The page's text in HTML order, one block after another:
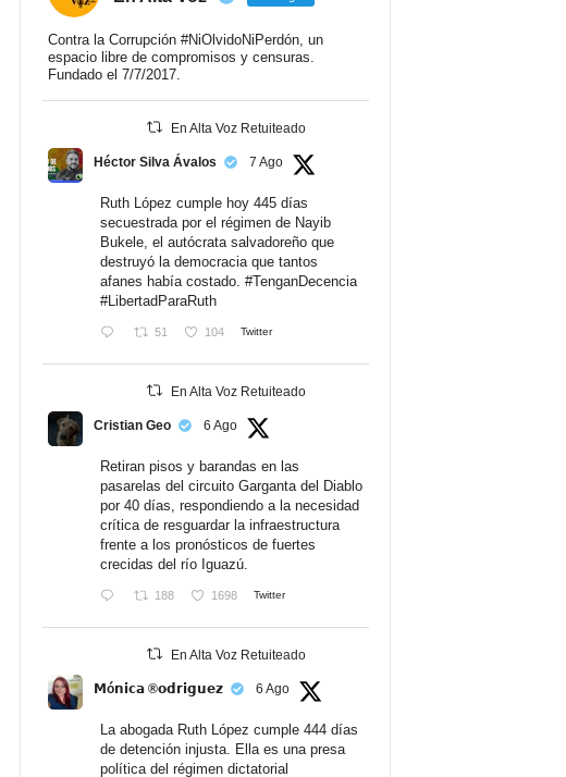
Contra la Corrupción #NiOlvidoNiPerdón, un
espacio libre de compromisos y censuras.
Fundado el 7/7/2017.
En Alta Voz Retuiteado
Héctor Silva Ávalos 7 Ago
Ruth López cumple hoy 445 días
secuestrada por el régimen de Nayib
Bukele, el autócrata salvadoreño que
destruyó la democracia que tantos
afanes había costado. #TenganDecencia
#LibertadParaRuth
51 104 Twitter
En Alta Voz Retuiteado
Cristian Geo 6 Ago
Retiran pisos y barandas en las
pasarelas del circuito Garganta del Diablo
por 40 días, respondiendo a la necesidad
crítica de resguardar la infraestructura
frente a los pronósticos de fuertes
crecidas del río Iguazú.
188 1698 Twitter
En Alta Voz Retuiteado
𝗠ó𝗻𝗶𝗰𝗮 ®𝗼𝗱𝗿𝗶𝗴𝘂𝗲𝘇 6 Ago
La abogada Ruth López cumple 444 días
de detención injusta. Ella es una presa
política del régimen dictatorial